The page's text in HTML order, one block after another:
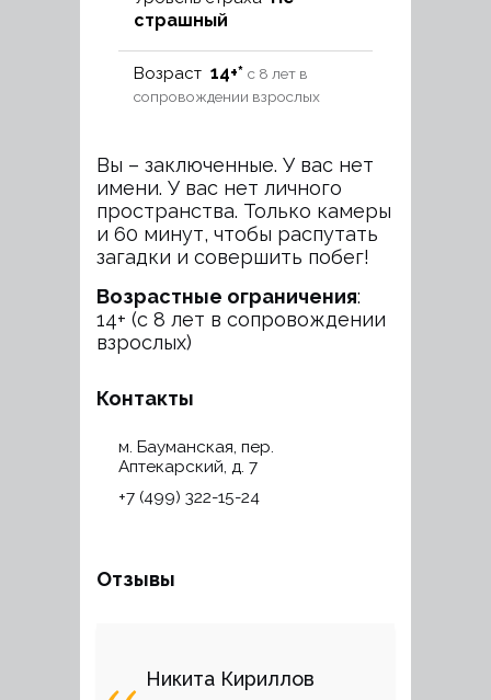
страшный
Возраст 14+* с 8 лет в
сопровождении взрослых
Вы – заключенные. У вас нет
имени. У вас нет личного
пространства. Только камеры
и 60 минут, чтобы распутать
загадки и совершить побег!
Возрастные ограничения:
14+ (с 8 лет в сопровождении
взрослых)
Контакты
м. Бауманская, пер.
Аптекарский, д. 7
+7 (499) 322-15-24
Отзывы
Никита Кириллов